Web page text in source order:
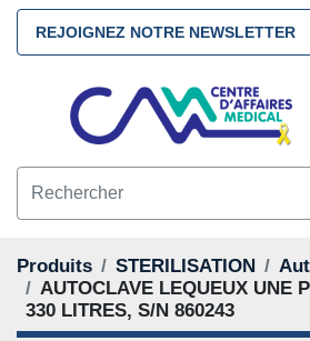
REJOIGNEZ NOTRE NEWSLETTER
Produits STERILISATION
AUTOCLAVE LEQUEUX UNE
330 LITRES, S/N 860243